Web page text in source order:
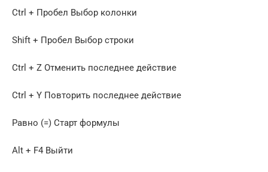
Ctrl + Пробел Выбор колонки
Shift + Пробел Выбор строки
Ctrl + Z Отменить последнее действие
Ctrl + Y Повторить последнее действие
Равно (=) Старт формулы
Alt + F4 Выйти